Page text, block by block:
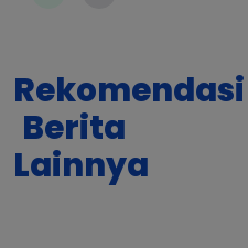
Rekomendasi
Berita
Lainnya